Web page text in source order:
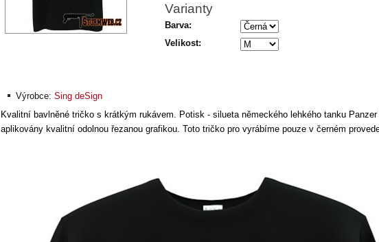
Varianty
Barva:
Velikost:
Výrobce: Sing deSign
Kvalitní bavlněné tričko s krátkým rukávem. Potisk - silueta německého lehkého tanku Panzer
aplikovány kvalitní odolnou řezanou grafikou. Toto tričko pro vyrábíme pouze v černém